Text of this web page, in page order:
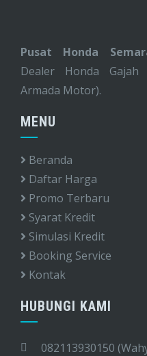
Pusat Honda
Dealer Honda Gajah
Armada Motor).
MENU
Beranda
Daftar Harga
Promo Terbaru
Syarat Kredit
Simulasi Kredit
Booking Service
Kontak
HUBUNGI KAMI
082113930150